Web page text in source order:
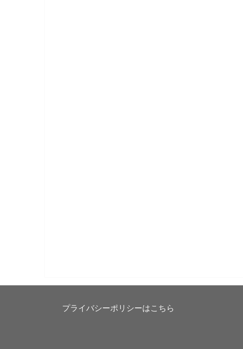
プライバシーポリシーはこちら